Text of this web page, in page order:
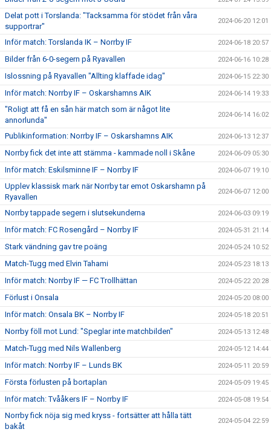
Delat pott i Torslanda: "Tacksamma för stödet från våra
supportrar"
2024-06-20 12:01
Inför match: Torslanda IK – Norrby IF 2024-06-18 20:57
Bilder från 6-0-segern på Ryavallen 2024-06-16 10:28
Islossning på Ryavallen "Allting klaffade idag" 2024-06-15 22:30
Inför match: Norrby IF – Oskarshamns AIK 2024-06-14 19:33
"Roligt att få en sån här match som är något lite
annorlunda"
2024-06-14 16:02
Publikinformation: Norrby IF – Oskarshamns AIK 2024-06-13 12:37
Norrby fick det inte att stämma - kammade noll i Skåne 2024-06-09 05:30
Inför match: Eskilsminne IF – Norrby IF 2024-06-07 19:10
Upplev klassisk mark när Norrby tar emot Oskarshamn på
Ryavallen
2024-06-07 12:00
Norrby tappade segern i slutsekunderna 2024-06-03 09:19
Inför match: FC Rosengård – Norrby IF 2024-05-31 21:14
Stark vändning gav tre poäng 2024-05-24 10:52
Match-Tugg med Elvin Tahami 2024-05-23 18:13
Inför match: Norrby IF — FC Trollhättan 2024-05-22 20:28
Förlust i Onsala 2024-05-20 08:00
Inför match: Onsala BK – Norrby IF 2024-05-18 20:51
Norrby föll mot Lund: "Speglar inte matchbilden" 2024-05-13 12:48
Match-Tugg med Nils Wallenberg 2024-05-12 14:44
Inför match: Norrby IF – Lunds BK 2024-05-11 20:59
Första förlusten på bortaplan 2024-05-09 19:45
Inför match: Tvååkers IF – Norrby IF 2024-05-08 19:54
Norrby fick nöja sig med kryss - fortsätter att hålla tätt
bakåt
2024-05-04 22:59